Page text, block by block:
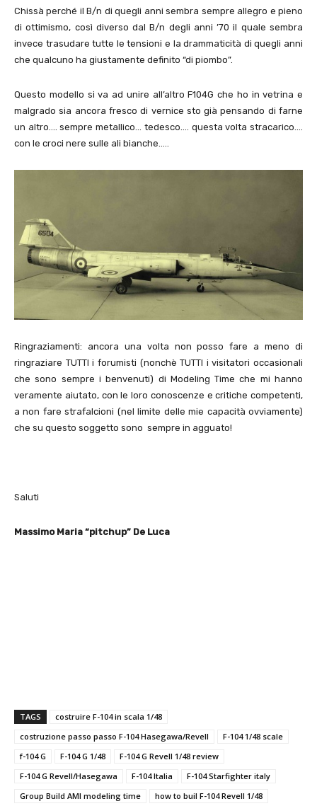
Chissà perché il B/n di quegli anni sembra sempre allegro e pieno
di ottimismo, così diverso dal B/n degli anni ’70 il quale sembra
invece trasudare tutte le tensioni e la drammaticità di quegli anni
che qualcuno ha giustamente definito “di piombo”.
Questo modello si va ad unire all’altro F104G che ho in vetrina e
malgrado sia ancora fresco di vernice sto già pensando di farne
un altro…. sempre metallico… tedesco…. questa volta stracarico….
con le croci nere sulle ali bianche…..
Ringraziamenti: ancora una volta non posso fare a meno di
ringraziare TUTTI i forumisti (nonchè TUTTI i visitatori occasionali
che sono sempre i benvenuti) di Modeling Time che mi hanno
veramente aiutato, con le loro conoscenze e critiche competenti,
a non fare strafalcioni (nel limite delle mie capacità ovviamente)
che su questo soggetto sono sempre in agguato!
Saluti
Massimo Maria “pitchup” De Luca
TAGS
costruire F-104 in scala 1/48
costruzione passo passo F-104 Hasegawa/Revell
F-104 1/48 scale
f-104 G
F-104 G 1/48
F-104 G Revell 1/48 review
F-104 G Revell/Hasegawa
F-104 Italia
F-104 Starfighter italy
Group Build AMI modeling time
how to buil F-104 Revell 1/48